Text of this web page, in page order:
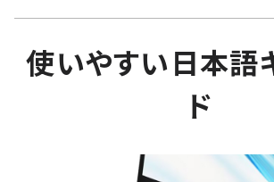
使いやすい日本語
ド